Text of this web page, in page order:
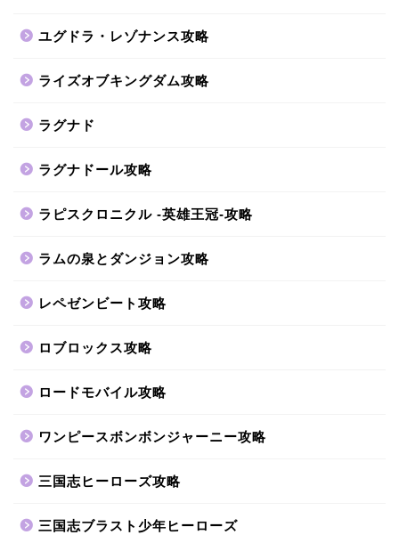
ユグドラ・レゾナンス攻略
ライズオブキングダム攻略
ラグナド
ラグナドール攻略
ラピスクロニクル -英雄王冠-攻略
ラムの泉とダンジョン攻略
レペゼンビート攻略
ロブロックス攻略
ロードモバイル攻略
ワンピースボンボンジャーニー攻略
三国志ヒーローズ攻略
三国志ブラスト少年ヒーローズ